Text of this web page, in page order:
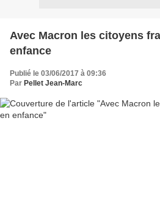
Avec Macron les citoyens
enfance
Publié le 03/06/2017 à 09:36
Par Pellet Jean-Marc